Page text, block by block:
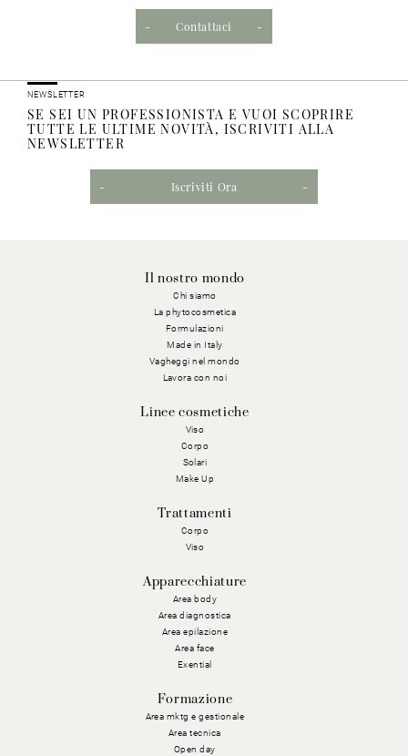
Contattaci
NEWSLETTER
SE SEI UN PROFESSIONISTA E VUOI SCOPRIRE
TUTTE LE ULTIME NOVITÀ, ISCRIVITI ALLA
NEWSLETTER
Iscriviti Ora
Il nostro mondo
Chi siamo
La phytocosmetica
Formulazioni
Made in Italy
Vagheggi nel mondo
Lavora con noi
Linee cosmetiche
Viso
Corpo
Solari
Make Up
Trattamenti
Corpo
Viso
Apparecchiature
Area body
Area diagnostica
Area epilazione
Area face
Exential
Formazione
Area mktg e gestionale
Area tecnica
Open day